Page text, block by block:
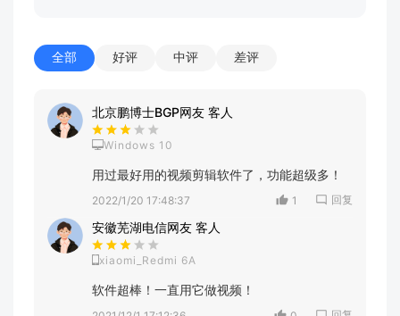
全部 好评 中评 差评
北京鹏博士BGP网友 客人
Windows 10
用过最好用的视频剪辑软件了，功能超级多！
2022/1/20 17:48:37 1 回复
安徽芜湖电信网友 客人
xiaomi_Redmi 6A
软件超棒！一直用它做视频！